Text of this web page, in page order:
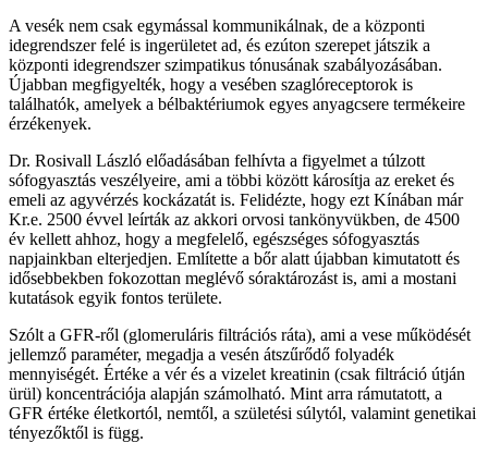
A vesék nem csak egymással kommunikálnak, de a központi
idegrendszer felé is ingerületet ad, és ezúton szerepet játszik a
központi idegrendszer szimpatikus tónusának szabályozásában.
Újabban megfigyelték, hogy a vesében szaglóreceptorok is
találhatók, amelyek a bélbaktériumok egyes anyagcsere termékeire
érzékenyek.
Dr. Rosivall László előadásában felhívta a figyelmet a túlzott
sófogyasztás veszélyeire, ami a többi között károsítja az ereket és
emeli az agyvérzés kockázatát is. Felidézte, hogy ezt Kínában már
Kr.e. 2500 évvel leírták az akkori orvosi tankönyvükben, de 4500
év kellett ahhoz, hogy a megfelelő, egészséges sófogyasztás
napjainkban elterjedjen. Említette a bőr alatt újabban kimutatott és
idősebbekben fokozottan meglévő sóraktározást is, ami a mostani
kutatások egyik fontos területe.
Szólt a GFR-ről (glomeruláris filtrációs ráta), ami a vese működését
jellemző paraméter, megadja a vesén átszűrődő folyadék
mennyiségét. Értéke a vér és a vizelet kreatinin (csak filtráció útján
ürül) koncentrációja alapján számolható. Mint arra rámutatott, a
GFR értéke életkortól, nemtől, a születési súlytól, valamint genetikai
tényezőktől is függ.